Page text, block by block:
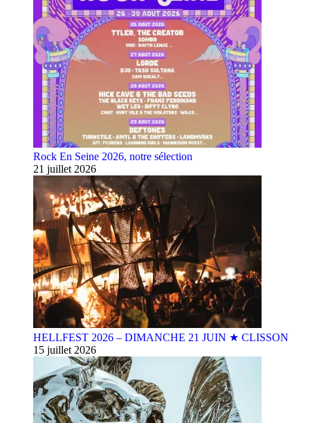
Rock En Seine 2026, notre sélection
21 juillet 2026
HELLFEST 2026 – DIMANCHE 21 JUIN ★ CLISSON
15 juillet 2026